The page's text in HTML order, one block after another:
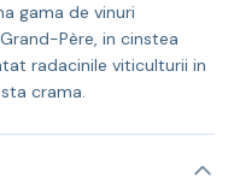
gama de vinuri
Père, in cinstea
radacinile viticulturii in
crama.